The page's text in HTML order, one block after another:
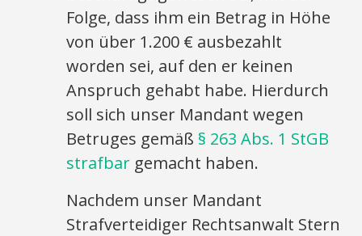
Folge, dass ihm ein Betrag in Höhe
von über 1.200 € ausbezahlt
worden sei, auf den er keinen
Anspruch gehabt habe. Hierdurch
soll sich unser Mandant wegen
Betruges gemäß § 263 Abs. 1 StGB
strafbar gemacht haben.
Nachdem unser Mandant
Strafverteidiger Rechtsanwalt Stern